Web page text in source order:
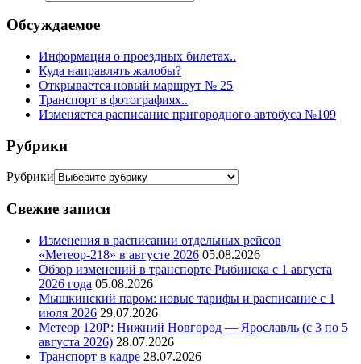
Обсуждаемое
Информация о проездных билетах..
Куда направлять жалобы?
Открывается новый маршрут № 25
Транспорт в фотографиях..
Изменяется расписание пригородного автобуса №109
Рубрики
Рубрики
Свежие записи
Изменения в расписании отдельных рейсов
«Метеор-218» в августе 2026 05.08.2026
Обзор изменений в транспорте Рыбинска с 1 августа
2026 года 05.08.2026
Мышкинский паром: новые тарифы и расписание с 1
июля 2026 29.07.2026
Метеор 120Р: Нижний Новгород — Ярославль (с 3 по 5
августа 2026) 28.07.2026
Транспорт в кадре 28.07.2026